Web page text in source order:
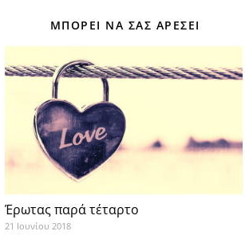
ΜΠΟΡΕΊ ΝΑ ΣΑΣ ΑΡΕΣΕΙ
Έρωτας παρά τέταρτο
21 Ιουνίου 2018